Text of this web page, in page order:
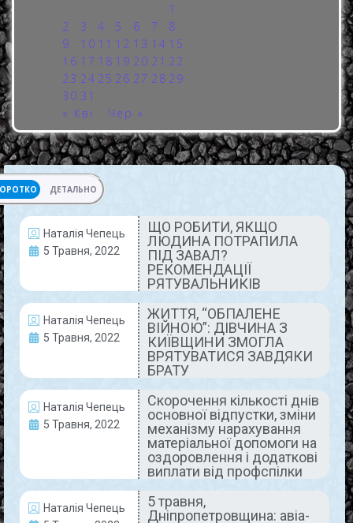
1
2
3 4 5 6 7
8
9
10 11 12 13 14 15
16 17 18 19 20 21 22
23 24 25 26 27 28 29
30 31
« Кві
Чер »
ДЕТАЛЬНО
Наталія Чепець
5 Травня, 2022
ЩО РОБИТИ, ЯКЩО
ЛЮДИНА ПОТРАПИЛА
ПІД ЗАВАЛ?
РЕКОМЕНДАЦІЇ
РЯТУВАЛЬНИКІВ
Наталія Чепець
5 Травня, 2022
ЖИТТЯ, “ОБПАЛЕНЕ
ВІЙНОЮ”: ДІВЧИНА З
КИЇВЩИНИ ЗМОГЛА
ВРЯТУВАТИСЯ ЗАВДЯКИ
БРАТУ
Наталія Чепець
5 Травня, 2022
Скорочення кількості днів
основної відпустки, зміни
механізму нарахування
матеріальної допомоги на
оздоровлення і додаткові
виплати від профспілки
Наталія Чепець
5 травня,
Дніпропетровщина: авіа-
ДОПОМОГА
ЩО РОБИТИ, ЯКЩО ЛЮДИНА
ПОТРАПИЛА ПІД ЗАВАЛ?
РЕКОМЕНДАЦІЇ РЯТУВАЛЬНИКІВ
Продовжуємо ділитися з нашими читачами
корисними уроками, які ми отримали від фахівців
Державного воєнізованого гірничорятувального